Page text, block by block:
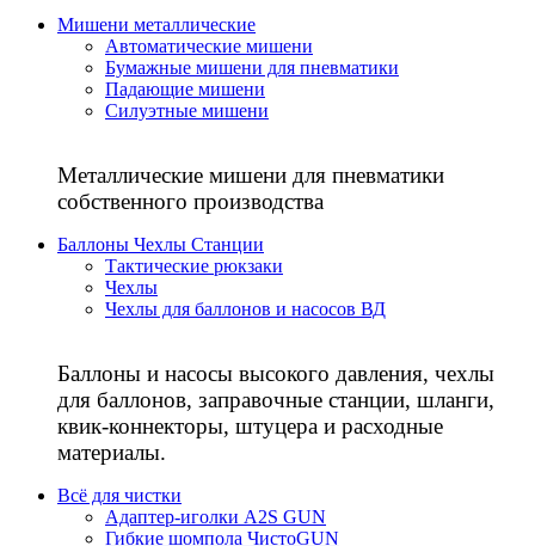
Мишени металлические
Автоматические мишени
Бумажные мишени для пневматики
Падающие мишени
Силуэтные мишени
Металлические мишени для пневматики
собственного производства
Баллоны Чехлы Станции
Тактические рюкзаки
Чехлы
Чехлы для баллонов и насосов ВД
Баллоны и насосы высокого давления, чехлы
для баллонов, заправочные станции, шланги,
квик-коннекторы, штуцера и расходные
материалы.
Всё для чистки
Адаптер-иголки A2S GUN
Гибкие шомпола ЧистоGUN